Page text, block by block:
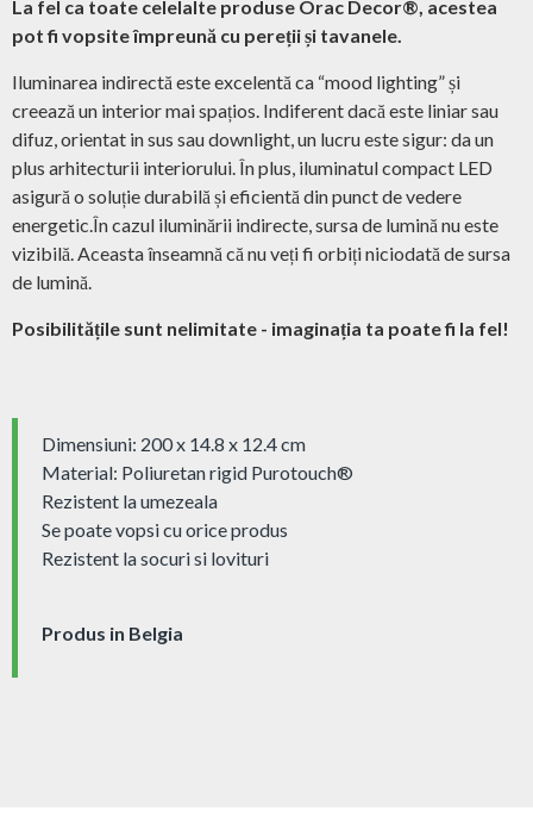
La fel ca toate celelalte produse Orac Decor®, acestea
pot fi vopsite împreună cu pereții și tavanele.
Iluminarea indirectă este excelentă ca “mood lighting” și
creează un interior mai spațios. Indiferent dacă este liniar sau
difuz, orientat in sus sau downlight, un lucru este sigur: da un
plus arhitecturii interiorului. În plus, iluminatul compact LED
asigură o soluție durabilă și eficientă din punct de vedere
energetic.În cazul iluminării indirecte, sursa de lumină nu este
vizibilă. Aceasta înseamnă că nu veți fi orbiți niciodată de sursa
de lumină.
Posibilitățile sunt nelimitate - imaginația ta poate fi la fel!
Dimensiuni: 200 x 14.8 x 12.4 cm
Material: Poliuretan rigid Purotouch®
Rezistent la umezeala
Se poate vopsi cu orice produs
Rezistent la socuri si lovituri
Produs in Belgia